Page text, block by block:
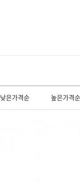
낮은가격순 높은가격순